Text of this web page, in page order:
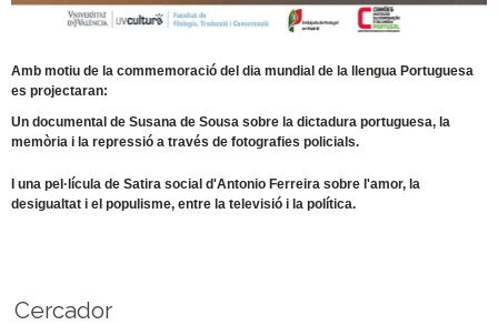
Amb motiu de la commemoració del dia mundial de la llengua Portuguesa
es projectaran:
Un documental de Susana de Sousa sobre la dictadura portuguesa, la
memòria i la repressió a través de fotografies policials.
I una pel·lícula de Satira social d'Antonio Ferreira sobre l'amor, la
desigualtat i el populisme, entre la televisió i la política.
Cercador